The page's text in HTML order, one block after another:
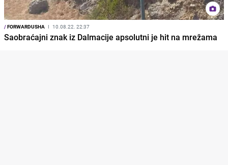
/FORWARDUSHA I 10.08.22. 22:37
Saobraćajni znak iz Dalmacije apsolutni je hit na mrežama